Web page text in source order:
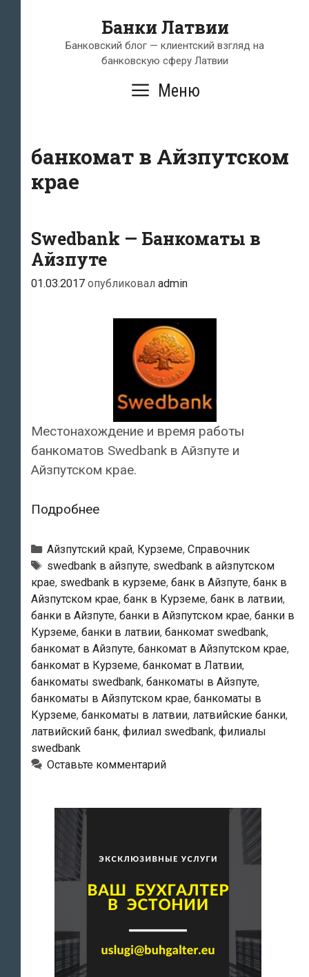
содержимому
Банки Латвии
Банковский блог — клиентский взгляд на
банковскую сферу Латвии
Меню
банкомат в Айзпутском
крае
Swedbank — Банкоматы в
Айзпуте
01.03.2017 опубликовал admin
Местонахождение и время работы
банкоматов Swedbank в Айзпуте и
Айзпутском крае.
ПодробнееSwedbank
Банкоматы
в
Айзпуте
Рубрики
Айзпутский край, Курземе, Справочник
Тэги
swedbank в айзпуте, swedbank в айзпутском
крае, swedbank в курземе, банк в Айзпуте, банк в
Айзпутском крае, банк в Курземе, банк в латвии,
банки в Айзпуте, банки в Айзпутском крае, банки в
Курземе, банки в латвии, банкомат swedbank,
банкомат в Айзпуте, банкомат в Айзпутском крае,
банкомат в Курземе, банкомат в Латвии,
банкоматы swedbank, банкоматы в Айзпуте,
банкоматы в Айзпутском крае, банкоматы в
Курземе, банкоматы в латвии, латвийские банки,
латвийский банк, филиал swedbank, филиалы
swedbank
Оставьте комментарий